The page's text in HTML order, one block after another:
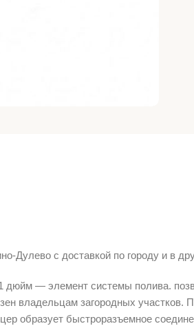
Дулево с доставкой по городу и в
дюйм — элемент системы полива.
владельцам загородных участков.
образует быстроразъемное